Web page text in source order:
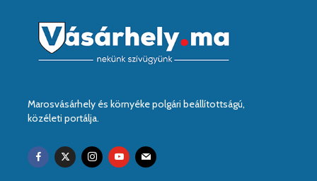
Marosvásárhely és környéke polgári beállítottságú,
közéleti portálja.